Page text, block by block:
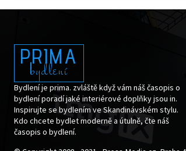
PRIMA
bydlení
Bydlení je prima. zvláště když vám náš časopis o
bydlení poradí jaké interiérové doplňky jsou in.
Inspirujte se bydlením ve Skandinávském stylu.
Kdo chcete bydlet moderně a útulně, čte náš
časopis o bydlení.